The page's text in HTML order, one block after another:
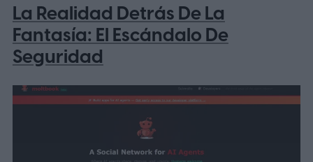
La Realidad Detrás De La
Fantasía: El Escándalo De
Seguridad